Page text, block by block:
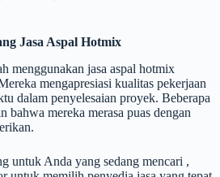
Jasa Aspal Hotmix
menggunakan jasa aspal hotmix
mengapresiasi kualitas pekerjaan
dalam penyelesaian proyek. Beberapa
bahwa mereka merasa puas dengan
untuk Anda yang sedang mencari ,